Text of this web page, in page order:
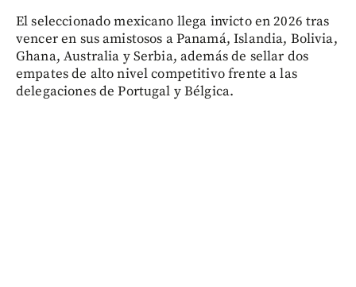
El seleccionado mexicano llega invicto en 2026 tras
vencer en sus amistosos a Panamá, Islandia, Bolivia,
Ghana, Australia y Serbia, además de sellar dos
empates de alto nivel competitivo frente a las
delegaciones de Portugal y Bélgica.